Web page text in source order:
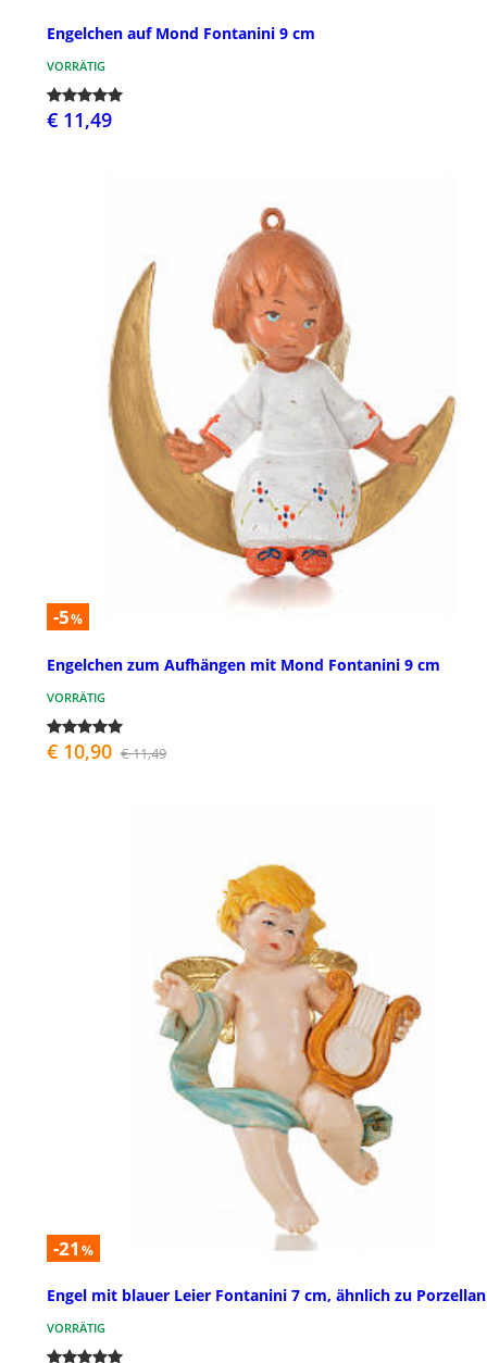
Engelchen auf Mond Fontanini 9 cm
VORRÄTIG
€ 11,49
-5%
Engelchen zum Aufhängen mit Mond Fontanini 9 cm
VORRÄTIG
€ 10,90 € 11,49
-21 %
Engel mit blauer Leier Fontanini 7 cm, ähnlich zu Porzellan
VORRÄTIG